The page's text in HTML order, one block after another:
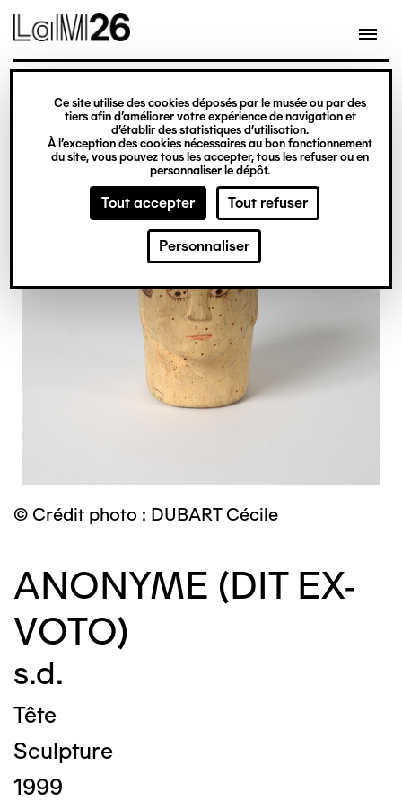
Gestion des cookies
Ce site utilise des cookies déposés par le musée ou par des
tiers afin d’améliorer votre expérience de navigation et
d’établir des statistiques d’utilisation.
À l’exception des cookies nécessaires au bon fonctionnement
du site, vous pouvez tous les accepter, tous les refuser ou en
personnaliser le dépôt.
Tout accepter Tout refuser
Personnaliser
contenu
© Crédit photo : DUBART Cécile
ANONYME (DIT EX-
VOTO)
s.d.
Tête
Sculpture
1999